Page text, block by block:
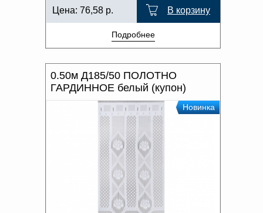
Цена: 76,58 р. В корзину
Подробнее
0.50м Д185/50 ПОЛОТНО
ГАРДИННОЕ белый (купон)
Новинка